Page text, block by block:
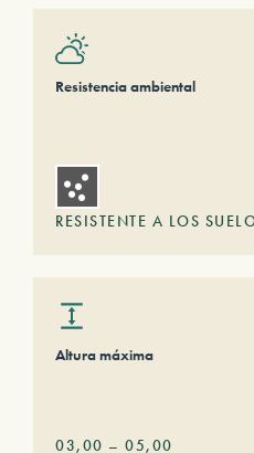
Resistencia ambiental
RESISTENTE A LOS
Altura máxima
03,00 – 05,00